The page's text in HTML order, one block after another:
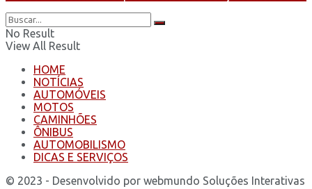
No Result
View All Result
HOME
NOTÍCIAS
AUTOMÓVEIS
MOTOS
CAMINHÕES
ÔNIBUS
AUTOMOBILISMO
DICAS E SERVIÇOS
© 2023 - Desenvolvido por webmundo Soluções Interativas